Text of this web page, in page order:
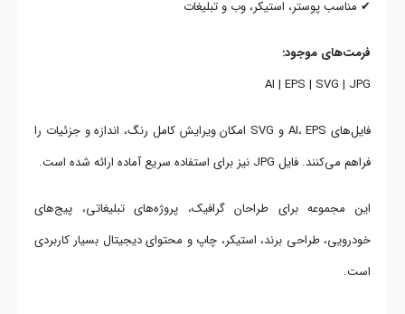
✔ مناسب پوستر، استیکر، وب و تبلیغات
فرمت‌های موجود:
AI | EPS | SVG | JPG
فایل‌های AI، EPS و SVG امکان ویرایش کامل رنگ، اندازه و جزئیات را
فراهم می‌کنند. فایل JPG نیز برای استفاده سریع آماده ارائه شده است.
این مجموعه برای طراحان گرافیک، پروژه‌های تبلیغاتی، پیج‌های
خودرویی، طراحی برند، استیکر، چاپ و محتوای دیجیتال بسیار کاربردی
است.